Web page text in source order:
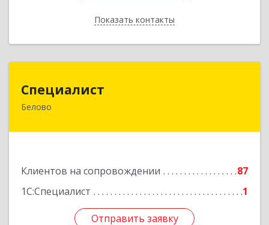
Показать контакты
Назад
Специалист
Белово
Клиентов на сопровождении
87
1С:Специалист
1
Отправить заявку
Кемеровская обл, Белово г, Ленина ул, дом №
Отправить заявку